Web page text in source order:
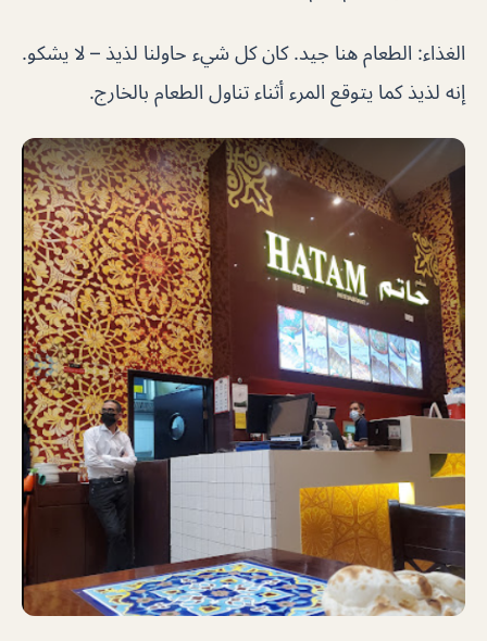
الغذاء: الطعام هنا جيد. كان كل شيء حاولنا لذيذ – لا يشكو.
إنه لذيذ كما يتوقع المرء أثناء تناول الطعام بالخارج.